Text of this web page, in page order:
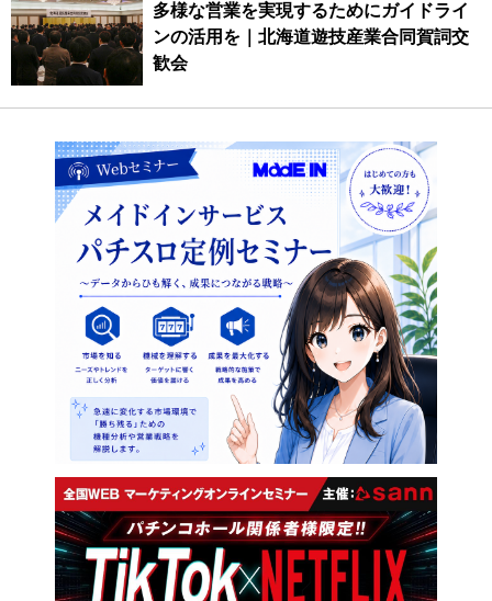
多様な営業を実現するためにガイドライ
ンの活用を｜北海道遊技産業合同賀詞交
歓会